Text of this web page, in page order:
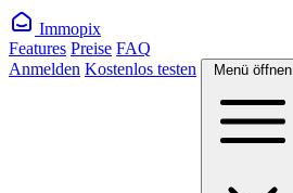
Immopix
Features Preise FAQ
Anmelden Kostenlos testen Menü öffnen